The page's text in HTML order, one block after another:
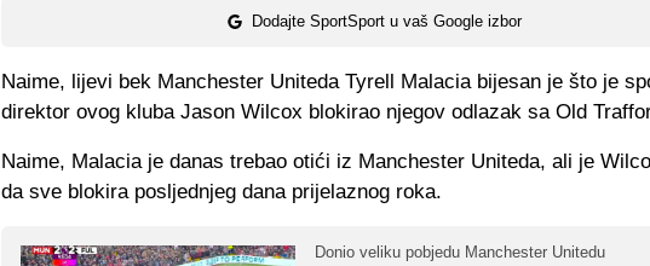
Dodajte SportSport u vaš Google izbor
Naime, lijevi bek Manchester Uniteda Tyrell Malacia bijesan je što je
direktor ovog kluba Jason Wilcox blokirao njegov odlazak sa Old
Naime, Malacia je danas trebao otići iz Manchester Uniteda, ali je
da sve blokira posljednjeg dana prijelaznog roka.
Donio veliku pobjedu Manchester Unitedu